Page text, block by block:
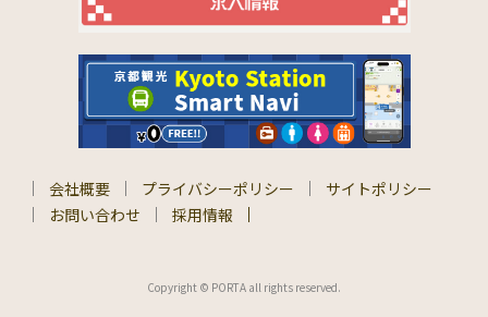
会社概要 プライバシーポリシー
サイトポリシー
お問い合わせ
採用情報
Copyright © PORTA all rights reserved.